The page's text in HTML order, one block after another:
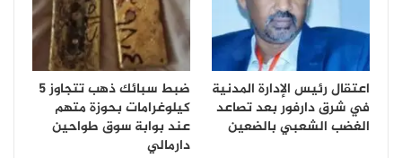
اعتقال رئيس الإدارة المدنية
في شرق دارفور بعد تصاعد
الغضب الشعبي بالضعين
ضبط سبائك ذهب تتجاوز 5
كيلوغرامات بحوزة متهم
عند بوابة سوق طواحين
دارمالي